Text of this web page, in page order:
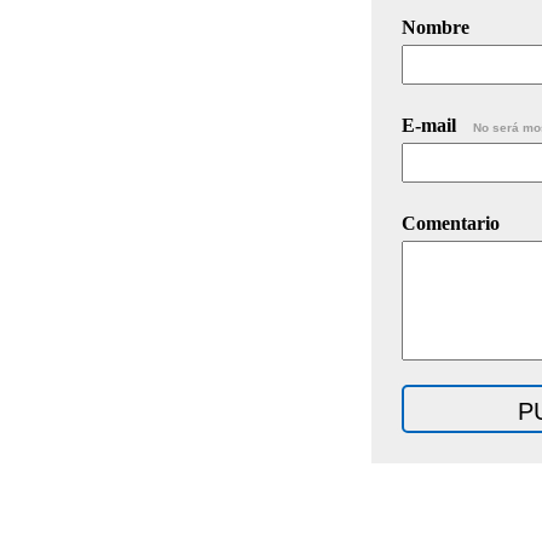
Nombre
E-mail No será
Comentario